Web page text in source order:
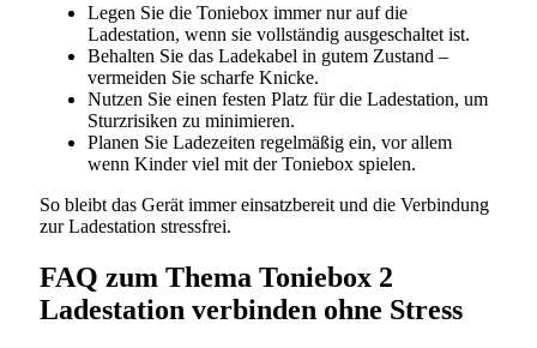
Legen Sie die Toniebox immer nur auf die
Ladestation, wenn sie vollständig ausgeschaltet ist.
Behalten Sie das Ladekabel in gutem Zustand –
vermeiden Sie scharfe Knicke.
Nutzen Sie einen festen Platz für die Ladestation, um
Sturzrisiken zu minimieren.
Planen Sie Ladezeiten regelmäßig ein, vor allem
wenn Kinder viel mit der Toniebox spielen.
So bleibt das Gerät immer einsatzbereit und die Verbindung
zur Ladestation stressfrei.
FAQ zum Thema Toniebox 2
Ladestation verbinden ohne Stress